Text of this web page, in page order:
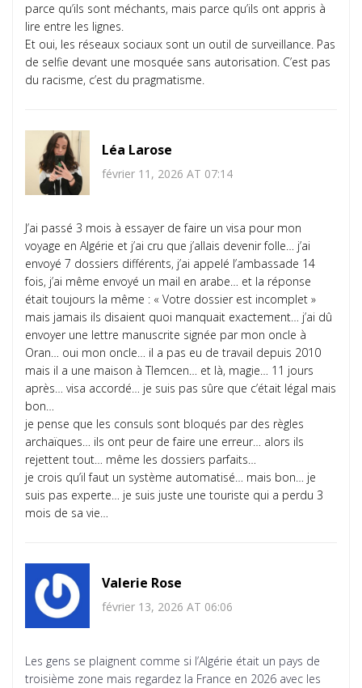
parce qu’ils sont méchants, mais parce qu’ils ont appris à
lire entre les lignes.
Et oui, les réseaux sociaux sont un outil de surveillance. Pas
de selfie devant une mosquée sans autorisation. C’est pas
du racisme, c’est du pragmatisme.
Léa Larose
février 11, 2026 AT 07:14
J’ai passé 3 mois à essayer de faire un visa pour mon
voyage en Algérie et j’ai cru que j’allais devenir folle… j’ai
envoyé 7 dossiers différents, j’ai appelé l’ambassade 14
fois, j’ai même envoyé un mail en arabe… et la réponse
était toujours la même : « Votre dossier est incomplet »
mais jamais ils disaient quoi manquait exactement… j’ai dû
envoyer une lettre manuscrite signée par mon oncle à
Oran… oui mon oncle… il a pas eu de travail depuis 2010
mais il a une maison à Tlemcen… et là, magie… 11 jours
après… visa accordé… je suis pas sûre que c’était légal mais
bon…
je pense que les consuls sont bloqués par des règles
archaïques… ils ont peur de faire une erreur… alors ils
rejettent tout… même les dossiers parfaits…
je crois qu’il faut un système automatisé… mais bon… je
suis pas experte… je suis juste une touriste qui a perdu 3
mois de sa vie…
Valerie Rose
février 13, 2026 AT 06:06
Les gens se plaignent comme si l’Algérie était un pays de
troisième zone mais regardez la France en 2026 avec les